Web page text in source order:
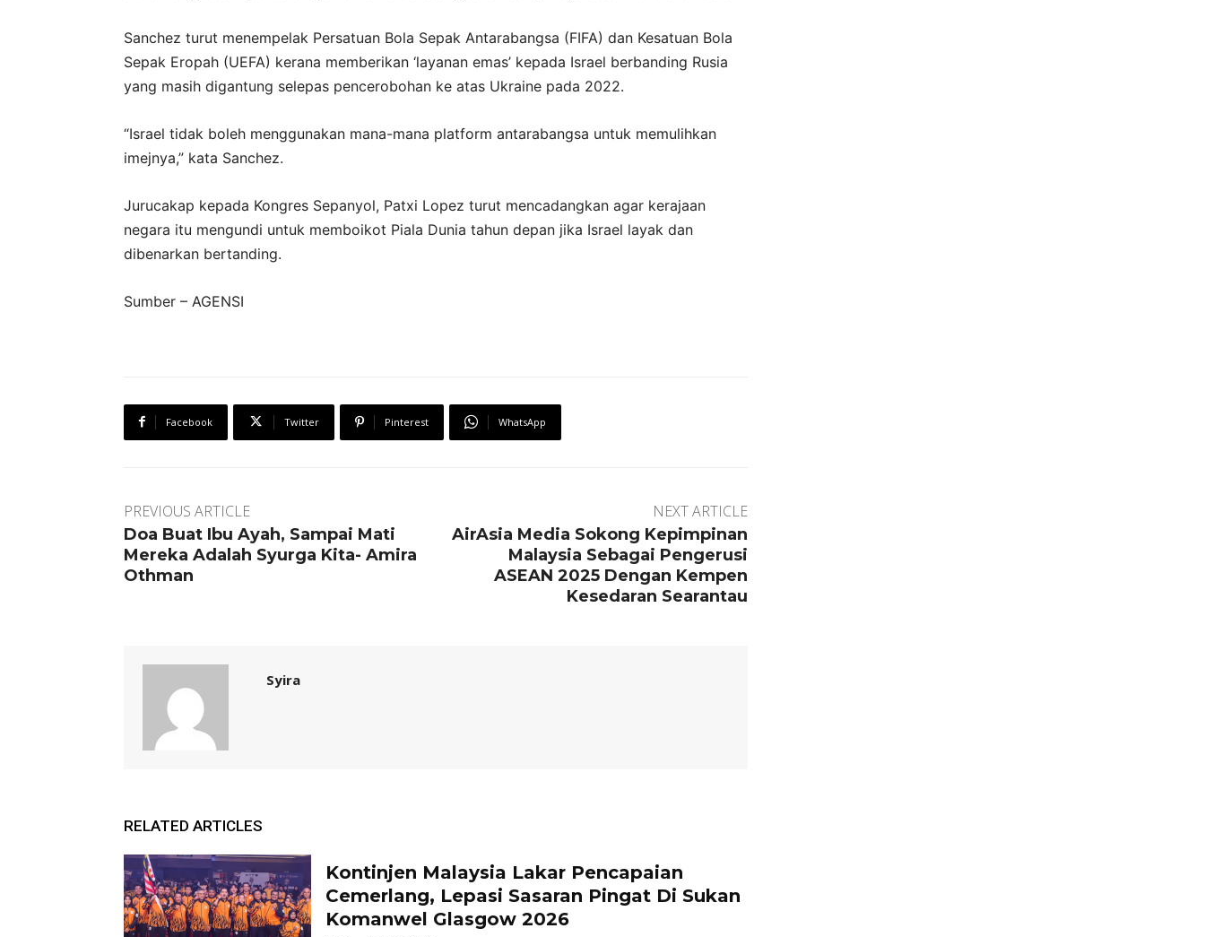
Sanchez turut menempelak Persatuan Bola Sepak Antarabangsa (FIFA) dan Kesatuan Bola
Sepak Eropah (UEFA) kerana memberikan ‘layanan emas’ kepada Israel berbanding Rusia
yang masih digantung selepas pencerobohan ke atas Ukraine pada 2022.
“Israel tidak boleh menggunakan mana-mana platform antarabangsa untuk memulihkan
imejnya,” kata Sanchez.
Jurucakap kepada Kongres Sepanyol, Patxi Lopez turut mencadangkan agar kerajaan
negara itu mengundi untuk memboikot Piala Dunia tahun depan jika Israel layak dan
dibenarkan bertanding.
Sumber – AGENSI
Facebook Twitter Pinterest WhatsApp
PREVIOUS ARTICLE
Doa Buat Ibu Ayah, Sampai Mati
Mereka Adalah Syurga Kita- Amira
Othman
NEXT ARTICLE
AirAsia Media Sokong Kepimpinan
Malaysia Sebagai Pengerusi
ASEAN 2025 Dengan Kempen
Kesedaran Searantau
Syira
RELATED ARTICLES
Kontinjen Malaysia Lakar Pencapaian
Cemerlang, Lepasi Sasaran Pingat Di Sukan
Komanwel Glasgow 2026